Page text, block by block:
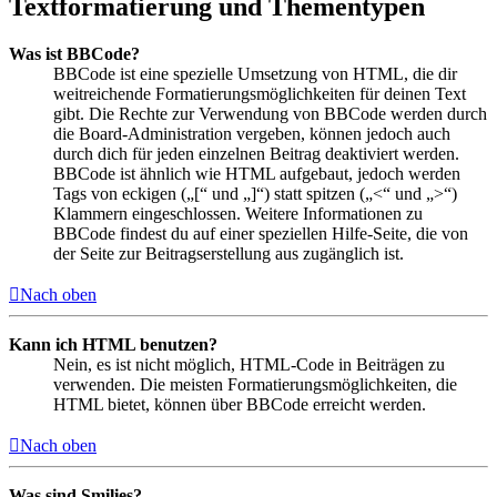
Textformatierung und Thementypen
Was ist BBCode?
BBCode ist eine spezielle Umsetzung von HTML, die dir
weitreichende Formatierungsmöglichkeiten für deinen Text
gibt. Die Rechte zur Verwendung von BBCode werden durch
die Board-Administration vergeben, können jedoch auch
durch dich für jeden einzelnen Beitrag deaktiviert werden.
BBCode ist ähnlich wie HTML aufgebaut, jedoch werden
Tags von eckigen („[“ und „]“) statt spitzen („<“ und „>“)
Klammern eingeschlossen. Weitere Informationen zu
BBCode findest du auf einer speziellen Hilfe-Seite, die von
der Seite zur Beitragserstellung aus zugänglich ist.
Nach oben
Kann ich HTML benutzen?
Nein, es ist nicht möglich, HTML-Code in Beiträgen zu
verwenden. Die meisten Formatierungsmöglichkeiten, die
HTML bietet, können über BBCode erreicht werden.
Nach oben